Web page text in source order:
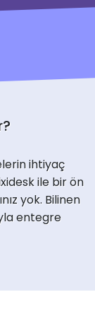
ihtiyaç
ile bir ön
yok. Bilinen
entegre